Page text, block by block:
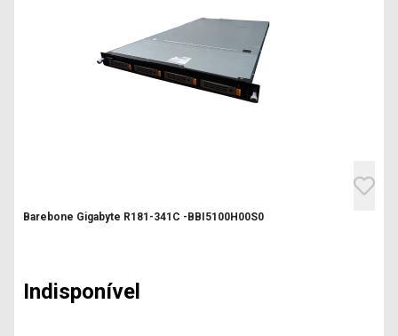
Barebone Gigabyte R181-341C -BBI5100H00S0
Indisponível